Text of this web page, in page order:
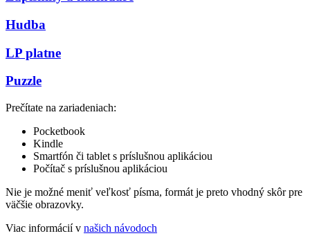
Hudba
LP platne
Puzzle
Prečítate na zariadeniach:
Pocketbook
Kindle
Smartfón či tablet s príslušnou aplikáciou
Počítač s príslušnou aplikáciou
Nie je možné meniť veľkosť písma, formát je preto vhodný skôr pre
väčšie obrazovky.
Viac informácií v našich návodoch